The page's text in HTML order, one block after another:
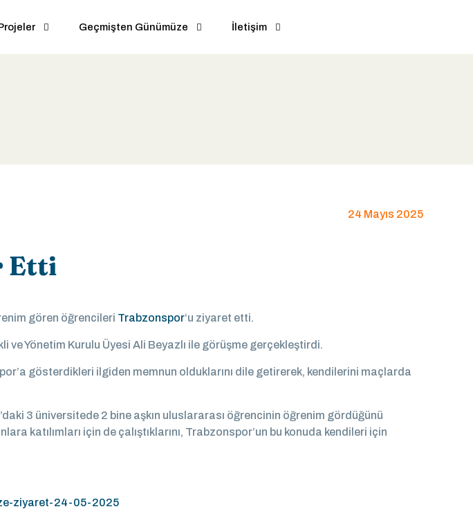
Geçmişten Günümüze İletişim
24 Mayıs 2025
Etti
gören öğrencileri Trabzonspor‘u ziyaret etti.
ve Yönetim Kurulu Üyesi Ali Beyazlı ile görüşme gerçekleştirdi.
gösterdikleri ilgiden memnun olduklarını dile getirerek, kendilerini maçlarda
3 üniversitede 2 bine aşkın uluslararası öğrencinin öğrenim gördüğünü
katılımları için de çalıştıklarını, Trabzonspor’un bu konuda kendileri için
ziyaret-24-05-2025